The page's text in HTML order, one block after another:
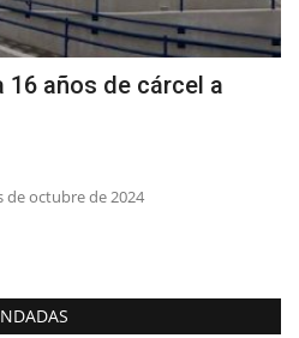
16 años de cárcel a
de octubre de 2024